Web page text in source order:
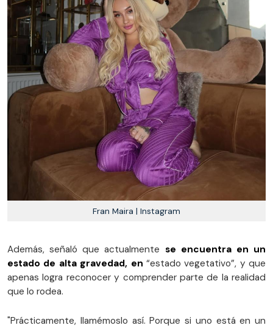
Fran Maira | Instagram
Además, señaló que actualmente se encuentra en un
estado de alta gravedad, en “estado vegetativo”, y que
apenas logra reconocer y comprender parte de la realidad
que lo rodea.
"Prácticamente, llamémoslo así. Porque si uno está en un